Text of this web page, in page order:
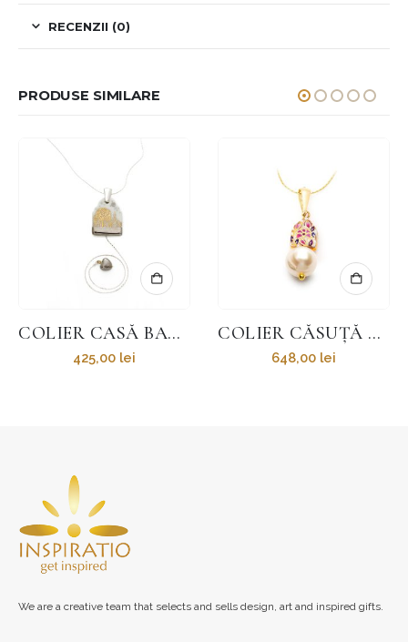
RECENZII (0)
PRODUSE SIMILARE
COLIER CASĂ BAROCĂ ȘI CHARM
425,00 lei
COLIER CĂSUȚĂ ALBASTRĂ/ROZ ȘI PERLĂ „SPRING IS IN THE AIR”
648,00 lei
We are a creative team that selects and sells design, art and inspired gifts.